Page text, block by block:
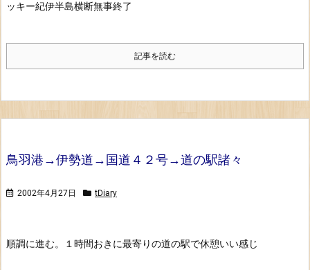
ッキー紀伊半島横断無事終了
記事を読む
鳥羽港→伊勢道→国道４２号→道の駅諸々
2002年4月27日 tDiary
順調に進む。 １時間おきに最寄りの道の駅で休憩いい感じ